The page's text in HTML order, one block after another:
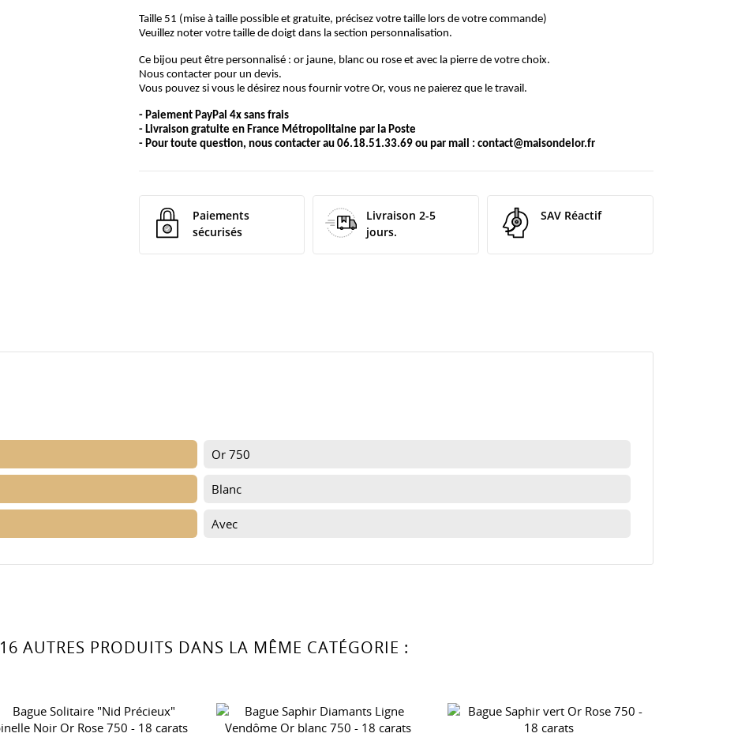
Taille 51 (mise à taille possible et gratuite, précisez votre taille lors de votre commande)
Veuillez noter votre taille de doigt dans la section personnalisation.
Ce bijou peut être personnalisé : or jaune, blanc ou rose et avec la pierre de votre choix.
Nous contacter pour un devis.
Vous pouvez si vous le désirez nous fournir votre Or, vous ne paierez que le travail.
- Paiement PayPal 4x sans frais
- Livraison gratuite en France Métropolitaine par la Poste
- Pour toute question, nous contacter au 06.18.51.33.69 ou par mail : contact@maisondelor.fr
Paiements
sécurisés
Livraison 2-5
jours.
SAV Réactif
Or 750
Blanc
Avec
16 AUTRES PRODUITS DANS LA MÊME CATÉGORIE :